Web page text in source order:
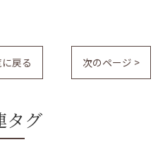
戻る 次のページ >
タグ